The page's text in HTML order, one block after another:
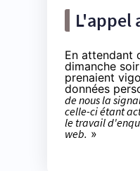
L'appel
En attendant
dimanche
prenaient
données
de nous la
celle-ci étant
le travail
web. »